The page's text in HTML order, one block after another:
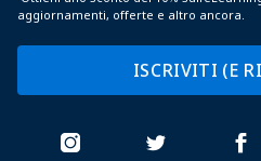
aggiornamenti, offerte e altro ancora.
ISCRIVITI (E